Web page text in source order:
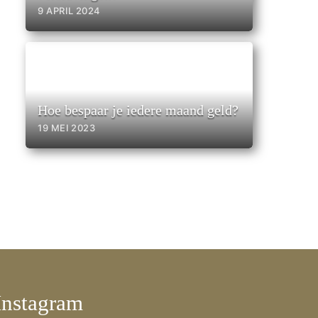
9 APRIL 2024
Hoe bespaar je iedere maand geld?
19 MEI 2023